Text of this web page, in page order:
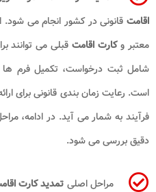
اقامت قانونی در کشور انجام می
معتبر وکارت اقامتقبلی می توانند
شامل ثبت درخواست، تکمیل فرم ها
است. رعایت زمان بندی قانونی برای
فرآیند به شمار می آید. در ادامه،
دقیق بررسی می شود.
مراحل اصلی تمدید کارت